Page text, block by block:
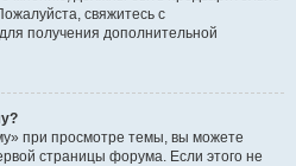
свяжитесь с
получения дополнительной
при просмотре темы, вы можете
страницы форума. Если этого не